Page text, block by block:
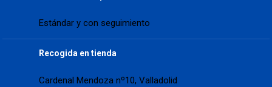
Estándar y con seguimiento
Recogida en tienda
Cardenal Mendoza nº10, Valladolid